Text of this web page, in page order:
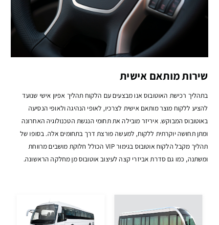
שירות מותאם אישית
בתהליך רכישת האוטובוס אנו מבצעים עם הלקוח תהליך אפיון אישי שנועד
להציע ללקוח מוצר מותאם אישית לצרכיו, לאופי הנהיגה ולאופי הנסיעה
באוטובוס המבוקש. איריזר מובילה את תחומי הנגשת הטכנולוגיה האחרונה
ומתן תחושה יוקרתית ללקוח, למעשה פורצת דרך בתחומים אלה. בסופו של
תהליך מקבל הלקוח אוטובוס בגימור VIP הכולל חלוקת מושבים מרווחת
ומשתנה, כמו גם סדרת אביזרי קצה לעיצוב אוטובוס מן מחלקה הראשונה.